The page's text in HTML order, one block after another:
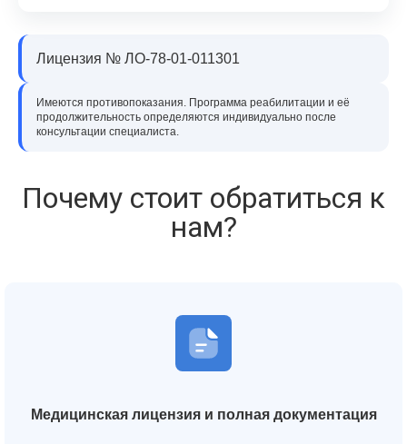
Лицензия № ЛО-78-01-011301
Имеются противопоказания. Программа реабилитации и её
продолжительность определяются индивидуально после
консультации специалиста.
Почему стоит обратиться к
нам?
Медицинская лицензия и полная документация